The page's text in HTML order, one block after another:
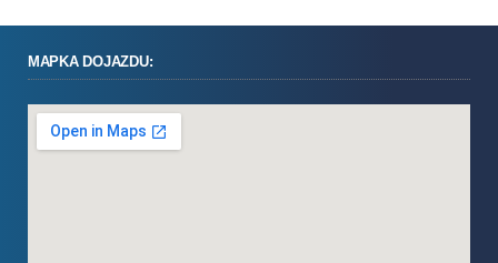
MAPKA DOJAZDU: